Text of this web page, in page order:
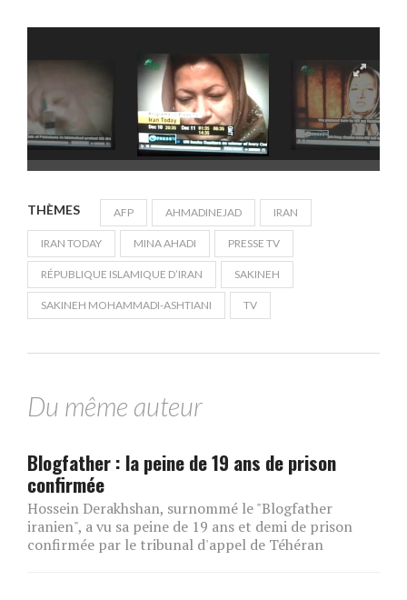
THÈMES AFP AHMADINEJAD IRAN
IRAN TODAY MINA AHADI PRESSE TV
RÉPUBLIQUE ISLAMIQUE D’IRAN SAKINEH
SAKINEH MOHAMMADI-ASHTIANI TV
Du même auteur
Blogfather : la peine de 19 ans de prison
confirmée
Hossein Derakhshan, surnommé le "Blogfather
iranien", a vu sa peine de 19 ans et demi de prison
confirmée par le tribunal d'appel de Téhéran